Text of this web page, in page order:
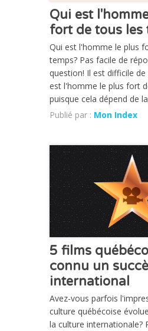
Qui est
fort de tous les
Qui est l'homme le plus
temps? Pas facile de
question! Il est difficile
est l'homme le plus fort
puisque cela dépend de
Publié par : Mon Index
CHRONIQUE
5 films
connu un
international
Avez-vous parfois
culture québécoise
la culture internationale?